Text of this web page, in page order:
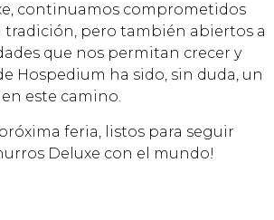
continuamos comprometidos
tradición, pero también abiertos a
que nos permitan crecer y
Hospedium ha sido, sin duda, un
este camino.
feria, listos para seguir
Deluxe con el mundo!